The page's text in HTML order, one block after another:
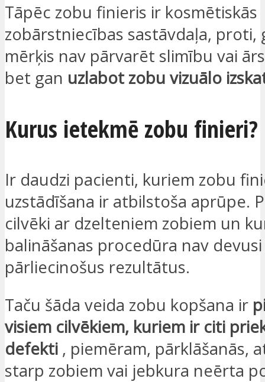
Tāpēc zobu finieris ir kosmētiskās
zobārstniecības sastāvdaļa, proti,
mērķis nav pārvarēt slimību vai
bet gan uzlabot zobu vizuālo
Kurus ietekmē zobu finieri?
Ir daudzi pacienti, kuriem zobu
uzstādīšana ir atbilstoša aprūpe.
cilvēki ar dzelteniem zobiem un
balināšanas procedūra nav devusi
pārliecinošus rezultātus.
Taču šāda veida zobu kopšana ir
visiem cilvēkiem, kuriem ir citi
defekti , piemēram, pārklāšanās,
starp zobiem vai jebkura neērta